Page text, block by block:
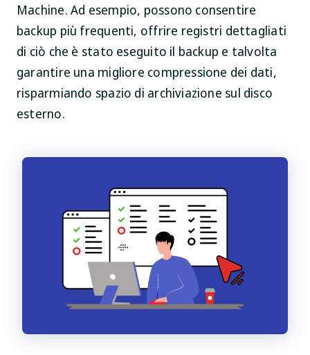
Machine. Ad esempio, possono consentire
backup più frequenti, offrire registri dettagliati
di ciò che è stato eseguito il backup e talvolta
garantire una migliore compressione dei dati,
risparmiando spazio di archiviazione sul disco
esterno.